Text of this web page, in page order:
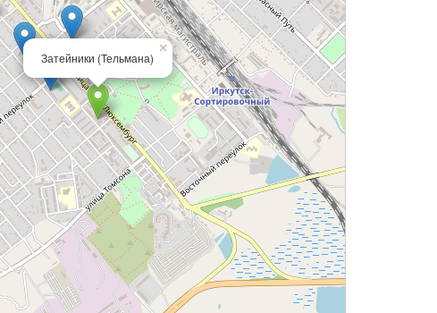
×
Затейники (Тельмана)